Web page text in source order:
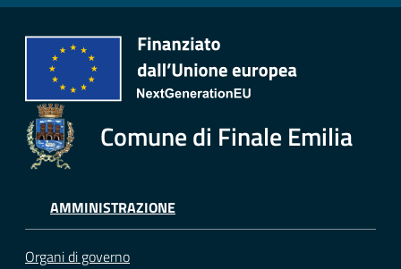
Comune di Finale Emilia
AMMINISTRAZIONE
Organi di governo